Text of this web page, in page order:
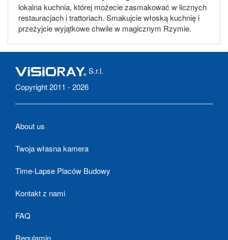
lokalna kuchnia, której możecie zasmakować w licznych
restauracjach i trattoriach. Smakujcie włoską kuchnię i
przeżyjcie wyjątkowe chwile w magicznym Rzymie.
S.r.l.
Copyright 2011 - 2026
About us
Twoja własna kamera
Time-Lapse Placów Budowy
Kontakt z nami
FAQ
Regulamin